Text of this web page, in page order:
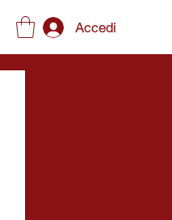
Accedi